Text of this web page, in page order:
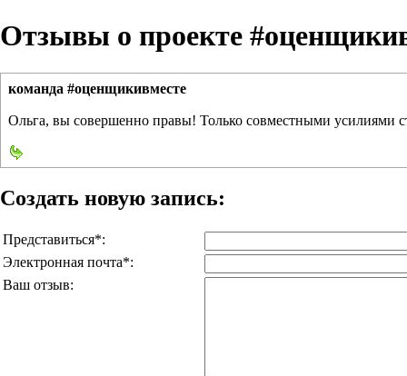
Отзывы о проекте
команда #оценщикивместе
Ольга, вы совершенно правы! Только совместными усилиями
Создать новую запись:
Представиться*:
Электронная почта*:
Ваш отзыв: